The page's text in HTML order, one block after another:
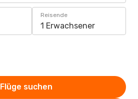
Reisende
1 Erwachsener
Flüge suchen